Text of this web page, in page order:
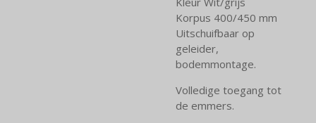
Korpus 400/450 mm
Uitschuifbaar op
geleider,
bodemmontage.
Volledige toegang tot
de emmers.